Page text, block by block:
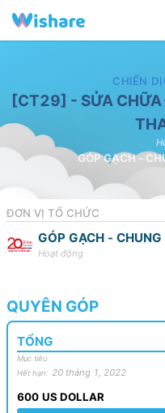
CHIẾN
[CT29] - SỬA CHỮA
GÓP GẠCH -
ĐƠN VỊ TỔ CHỨC
GÓP GẠCH -
Hoạt động
QUYÊN GÓP
TỔNG
Mục tiêu
Hết hạn: 20 tháng 1, 2022
600 US DOLLAR